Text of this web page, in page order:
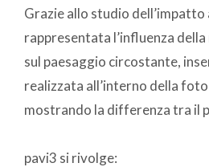
Grazie allo studio dell’impatto
rappresentata l’influenza
sul paesaggio circostante,
realizzata all’interno della foto
mostrando la differenza tra il
pavi3 si rivolge: